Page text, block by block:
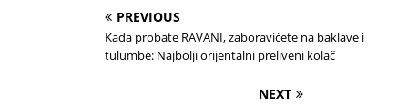
PREVIOUS
Kada probate RAVANI, zaboravićete na baklave i
tulumbe: Najbolji orijentalni preliveni kolač
NEXT